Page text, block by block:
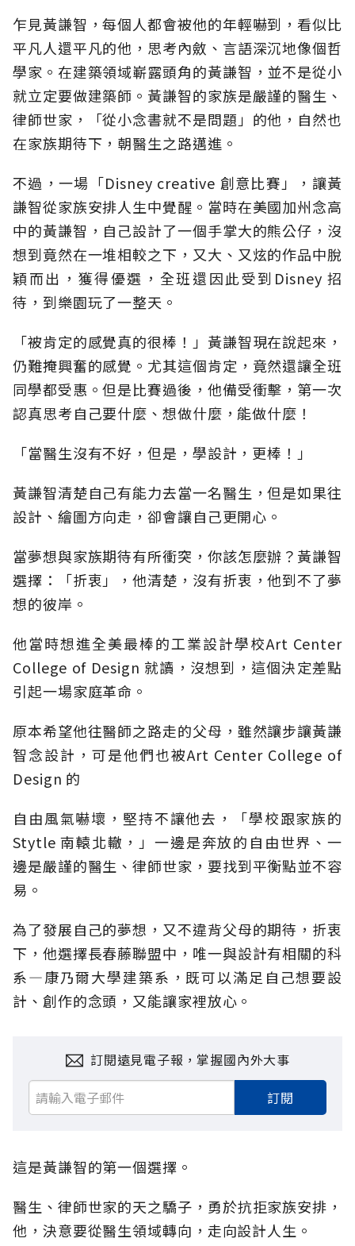
乍見黃謙智，每個人都會被他的年輕嚇到，看似比
平凡人還平凡的他，思考內斂、言語深沉地像個哲
學家。在建築領域嶄露頭角的黃謙智，並不是從小
就立定要做建築師。黃謙智的家族是嚴謹的醫生、
律師世家，「從小念書就不是問題」的他，自然也
在家族期待下，朝醫生之路邁進。
不過，一場「Disney creative 創意比賽」，讓黃
謙智從家族安排人生中覺醒。當時在美國加州念高
中的黃謙智，自己設計了一個手掌大的熊公仔，沒
想到竟然在一堆相較之下，又大、又炫的作品中脫
穎而出，獲得優選，全班還因此受到Disney 招
待，到樂園玩了一整天。
「被肯定的感覺真的很棒！」黃謙智現在說起來，
仍難掩興奮的感覺。尤其這個肯定，竟然還讓全班
同學都受惠。但是比賽過後，他備受衝擊，第一次
認真思考自己要什麼、想做什麼，能做什麼！
「當醫生沒有不好，但是，學設計，更棒！」
黃謙智清楚自己有能力去當一名醫生，但是如果往
設計、繪圖方向走，卻會讓自己更開心。
當夢想與家族期待有所衝突，你該怎麼辦？黃謙智
選擇：「折衷」，他清楚，沒有折衷，他到不了夢
想的彼岸。
他當時想進全美最棒的工業設計學校Art Center
College of Design 就讀，沒想到，這個決定差點
引起一場家庭革命。
原本希望他往醫師之路走的父母，雖然讓步讓黃謙
智念設計，可是他們也被Art Center College of
Design 的
自由風氣嚇壞，堅持不讓他去，「學校跟家族的
Stytle 南轅北轍，」一邊是奔放的自由世界、一
邊是嚴謹的醫生、律師世家，要找到平衡點並不容
易。
為了發展自己的夢想，又不違背父母的期待，折衷
下，他選擇長春藤聯盟中，唯一與設計有相關的科
系—康乃爾大學建築系，既可以滿足自己想要設
計、創作的念頭，又能讓家裡放心。
訂閱遠見電子報，掌握國內外大事
訂閱
這是黃謙智的第一個選擇。
醫生、律師世家的天之驕子，勇於抗拒家族安排，
他，決意要從醫生領域轉向，走向設計人生。